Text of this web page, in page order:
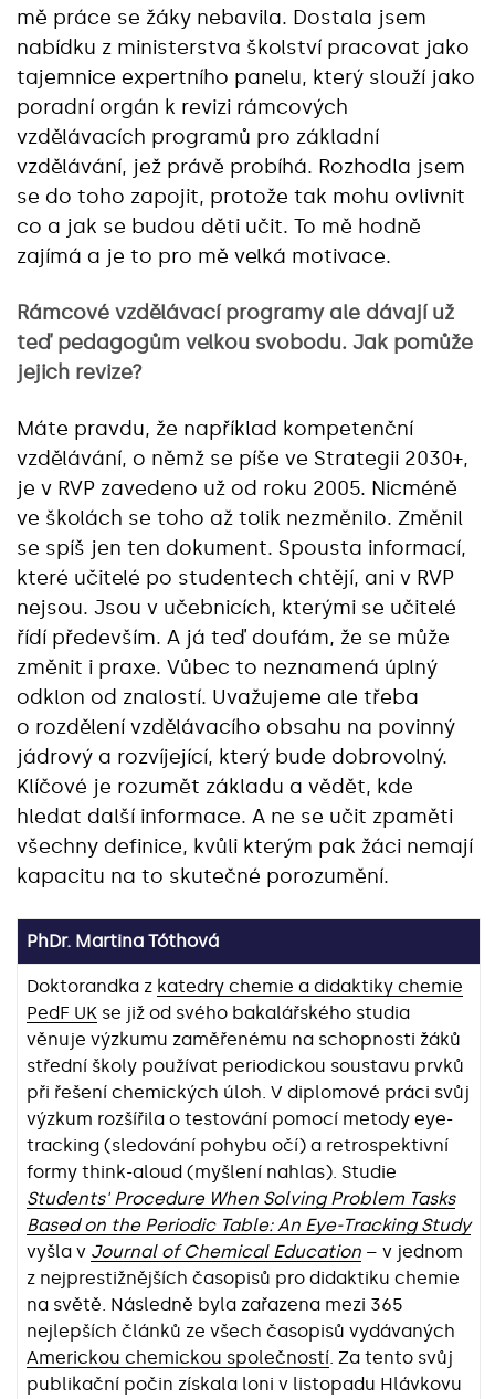
mě práce se žáky nebavila. Dostala jsem
nabídku z ministerstva školství pracovat jako
tajemnice expertního panelu, který slouží jako
poradní orgán k revizi rámcových
vzdělávacích programů pro základní
vzdělávání, jež právě probíhá. Rozhodla jsem
se do toho zapojit, protože tak mohu ovlivnit
co a jak se budou děti učit. To mě hodně
zajímá a je to pro mě velká motivace.
Rámcové vzdělávací programy ale dávají už
teď pedagogům velkou svobodu. Jak pomůže
jejich revize?
Máte pravdu, že například kompetenční
vzdělávání, o němž se píše ve Strategii 2030+,
je v RVP zavedeno už od roku 2005. Nicméně
ve školách se toho až tolik nezměnilo. Změnil
se spíš jen ten dokument. Spousta informací,
které učitelé po studentech chtějí, ani v RVP
nejsou. Jsou v učebnicích, kterými se učitelé
řídí především. A já teď doufám, že se může
změnit i praxe. Vůbec to neznamená úplný
odklon od znalostí. Uvažujeme ale třeba
o rozdělení vzdělávacího obsahu na povinný
jádrový a rozvíjející, který bude dobrovolný.
Klíčové je rozumět základu a vědět, kde
hledat další informace. A ne se učit zpaměti
všechny definice, kvůli kterým pak žáci nemají
kapacitu na to skutečné porozumění.
PhDr. Martina Tóthová
Doktorandka z katedry chemie a didaktiky chemie
PedF UK se již od svého bakalářského studia
věnuje výzkumu zaměřenému na schopnosti žáků
střední školy používat periodickou soustavu prvků
při řešení chemických úloh. V diplomové práci svůj
výzkum rozšířila o testování pomocí metody eye-
tracking (sledování pohybu očí) a retrospektivní
formy think-aloud (myšlení nahlas). Studie
Students' Procedure When Solving Problem Tasks
Based on the Periodic Table: An Eye-Tracking Study
vyšla v Journal of Chemical Education – v jednom
z nejprestižnějších časopisů pro didaktiku chemie
na světě. Následně byla zařazena mezi 365
nejlepších článků ze všech časopisů vydávaných
Americkou chemickou společností. Za tento svůj
publikační počin získala loni v listopadu Hlávkovu